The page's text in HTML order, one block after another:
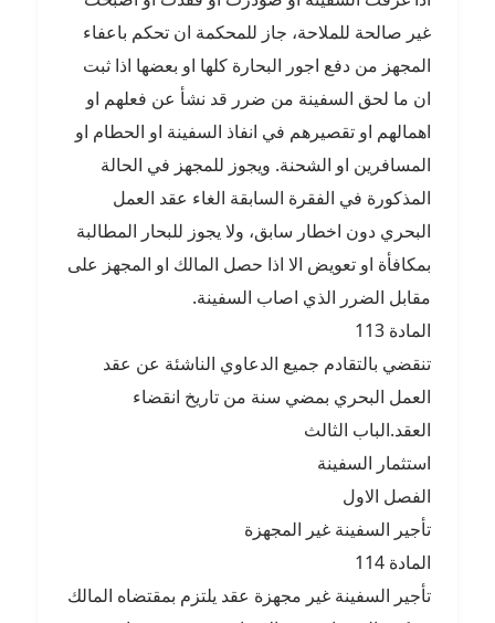
غير صالحة للملاحة، جاز للمحكمة ان تحكم باعفاء
المجهز من دفع اجور البحارة كلها او بعضها اذا ثبت
ان ما لحق السفينة من ضرر قد نشأ عن فعلهم او
اهمالهم او تقصيرهم في انفاذ السفينة او الحطام او
المسافرين او الشحنة. ويجوز للمجهز في الحالة
المذكورة في الفقرة السابقة الغاء عقد العمل
البحري دون اخطار سابق، ولا يجوز للبحار المطالبة
بمكافأة او تعويض الا اذا حصل المالك او المجهز على
مقابل الضرر الذي اصاب السفينة.
المادة 113
تنقضي بالتقادم جميع الدعاوي الناشئة عن عقد
العمل البحري بمضي سنة من تاريخ انقضاء
العقد.الباب الثالث
استثمار السفينة
الفصل الاول
تأجير السفينة غير المجهزة
المادة 114
تأجير السفينة غير مجهزة عقد يلتزم بمقتضاه المالك